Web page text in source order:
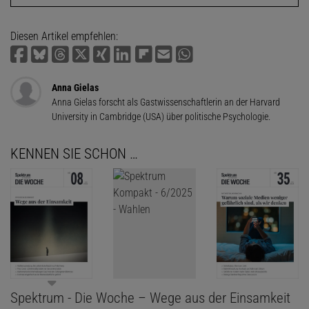
Diesen Artikel empfehlen:
Anna Gielas
Anna Gielas forscht als Gastwissenschaftlerin an der Harvard
University in Cambridge (USA) über poli­tische Psychologie.
KENNEN SIE SCHON …
Spektrum - Die Woche – Wege aus der Einsamkeit